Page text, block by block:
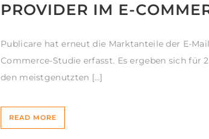
PROVIDER IM E-
Publicare hat erneut die Marktanteile der E-
Commerce-Studie erfasst. Es ergeben sich für
den meistgenutzten […]
READ MORE